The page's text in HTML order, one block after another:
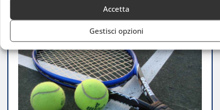
Accetta
Gestisci opzioni